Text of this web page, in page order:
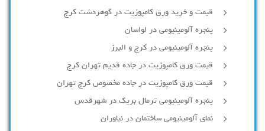
قیمت و خرید ورق کامپوزیت در گوهردشت کرج
پنجره آلومینیومی در لواسان
پنجره آلومینیومی در کرج و البرز
قیمت ورق کامپوزیت در جاده قدیم تهران کرج
قیمت ورق کامپوزیت در جاده مخصوص کرج تهران
پنجره آلومینیومی ترمال بریک در شهرقدس
نمای آلومینیومی ساختمان در نیاوران